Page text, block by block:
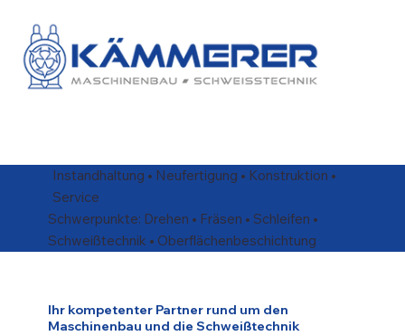
Instandhaltung • Neufertigung • Konstruktion •
Service
Schwerpunkte: Drehen • Fräsen • Schleifen •
Schweißtechnik • Oberflächenbeschichtung
Ihr kompetenter Partner rund um den
Maschinenbau und die Schweißtechnik